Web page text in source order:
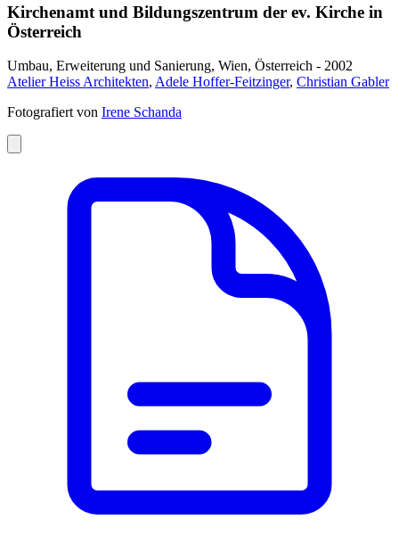
Kirchenamt und Bildungszentrum der ev. Kirche in
Österreich
Umbau, Erweiterung und Sanierung, Wien, Österreich - 2002
Atelier Heiss Architekten, Adele Hoffer-Feitzinger, Christian Gabler
Fotografiert von Irene Schanda